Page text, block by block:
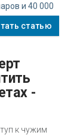
и 40 000
статью
-
к чужим